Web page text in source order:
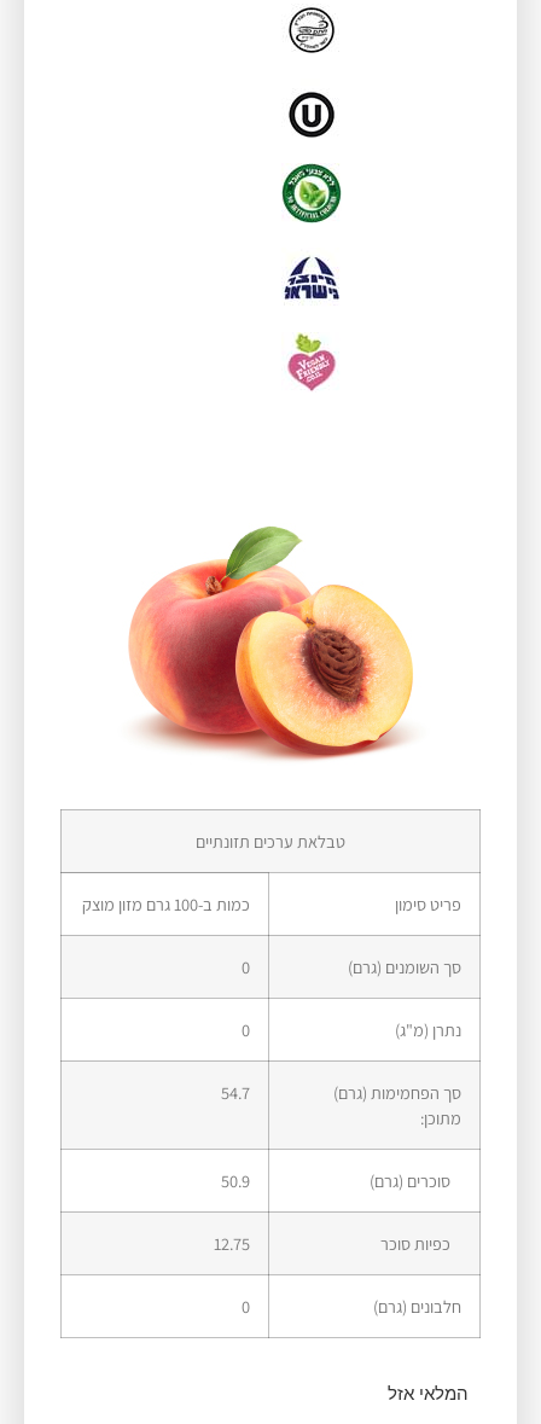
טבלאת ערכים תזונתיים
פריט סימון​ כמות ב-100 גרם מזון מוצק
סך השומנים (גרם) 0
נתרן (מ"ג) 0
סך הפחמימות (גרם)
מתוכן:
54.7
סוכרים (גרם) 50.9
כפיות סוכר 12.75
חלבונים (גרם) 0
המלאי אזל